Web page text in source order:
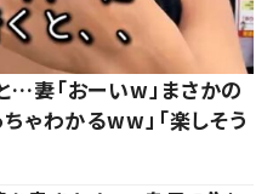
…妻「おーいw」まさかの
ちゃわかるww」「楽しそう